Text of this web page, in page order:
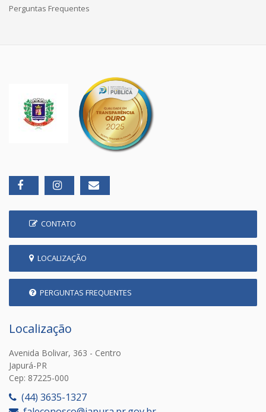
Perguntas Frequentes
CONTATO
LOCALIZAÇÃO
PERGUNTAS FREQUENTES
Localização
Avenida Bolivar, 363 - Centro
Japurá-PR
Cep: 87225-000
(44) 3635-1327